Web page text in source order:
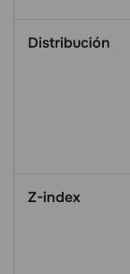
Distribución
Z-index